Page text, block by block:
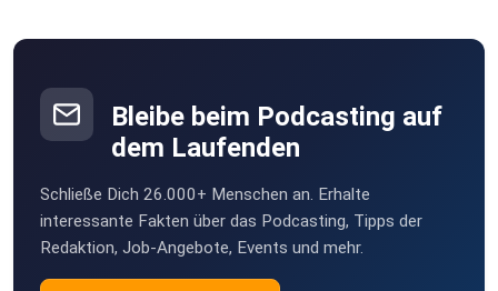
Hattersheim am Main
uujje77h
Bleibe beim Podcasting auf
dem Laufenden
Schließe Dich 26.000+ Menschen an. Erhalte
interessante Fakten über das Podcasting, Tipps der
Redaktion, Job-Angebote, Events und mehr.